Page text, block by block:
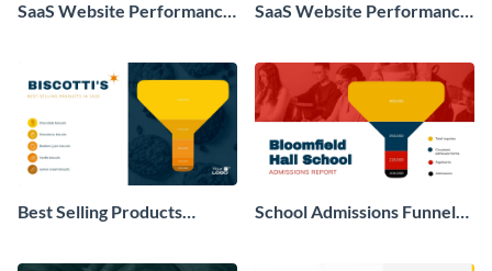
SaaS Website Performance
SaaS Website Performance
Best Selling Products
School Admissions Funnel